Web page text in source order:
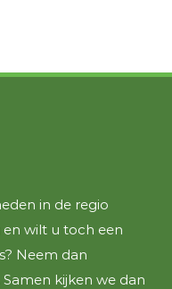
in de regio
wilt u toch een
Neem dan
kijken we dan